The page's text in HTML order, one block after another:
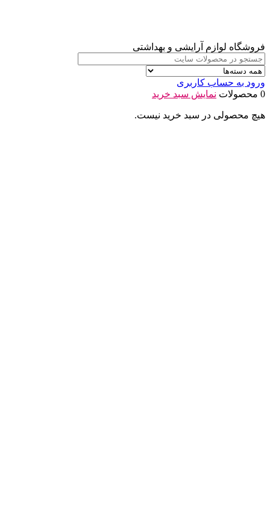
فروشگاه لوازم آرایشی و بهداشتی
ورود به حساب کاربری
0 محصولات
نمایش سبد خرید
هیچ محصولی در سبد خرید نیست.